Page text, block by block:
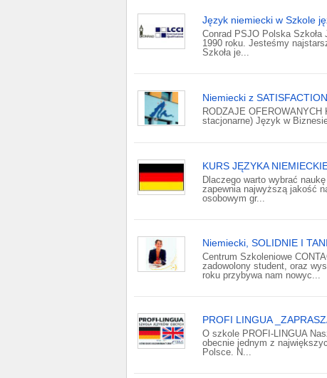
Język niemiecki w Szkole
Conrad PSJO Polska
1990 roku. Jesteśmy
Szkoła je...
Niemiecki z
RODZAJE
stacjonarne) Język w
KURS JĘZYKA
Dlaczego warto wybrać
zapewnia najwyższą jakość
osobowym gr...
Niemiecki, SOLIDNIE I
Centrum Szkoleniowe
zadowolony student, oraz
roku przybywa nam nowyc...
PROFI LINGUA
O szkole PROFI-LINGUA
obecnie jednym z
Polsce. N...